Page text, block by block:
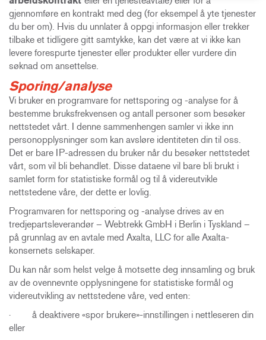
gjennomføre en kontrakt med deg (for eksempel å yte tjenester
du ber om). Hvis du unnlater å oppgi informasjon eller trekker
tilbake et tidligere gitt samtykke, kan det være at vi ikke kan
levere forespurte tjenester eller produkter eller vurdere din
søknad om ansettelse.
Sporing/analyse
Vi bruker en programvare for nettsporing og -analyse for å
bestemme bruksfrekvensen og antall personer som besøker
nettstedet vårt. I denne sammenhengen samler vi ikke inn
personopplysninger som kan avsløre identiteten din til oss.
Det er bare IP-adressen du bruker når du besøker nettstedet
vårt, som vil bli behandlet. Disse dataene vil bare bli brukt i
samlet form for statistiske formål og til å videreutvikle
nettstedene våre, der dette er lovlig.
Programvaren for nettsporing og -analyse drives av en
tredjepartsleverandør – Webtrekk GmbH i Berlin i Tyskland –
på grunnlag av en avtale med Axalta, LLC for alle Axalta-
konsernets selskaper.
Du kan når som helst velge å motsette deg innsamling og bruk
av de ovennevnte opplysningene for statistiske formål og
videreutvikling av nettstedene våre, ved enten:
· å deaktivere «spor brukere»-innstillingen i nettleseren din
eller